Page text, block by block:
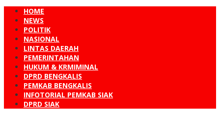
HOME
NEWS
POLITIK
NASIONAL
LINTAS DAERAH
PEMERINTAHAN
HUKUM & KRMIMINAL
DPRD BENGKALIS
PEMKAB BENGKALIS
INFOTORIAL PEMKAB SIAK
DPRD SIAK